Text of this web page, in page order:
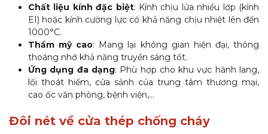
Chất liệu kính đặc biệt: Kính chịu lửa nhiều lớp (kính
EI) hoặc kính cường lực có khả năng chịu nhiệt lên đến
1000°C.
Thẩm mỹ cao: Mang lại không gian hiện đại, thông
thoáng nhờ khả năng truyền sáng tốt.
Ứng dụng đa dạng: Phù hợp cho khu vực hành lang,
lối thoát hiểm, cửa sảnh của trung tâm thương mại,
cao ốc văn phòng, bệnh viện,…
Đôi nét về cửa thép chống cháy